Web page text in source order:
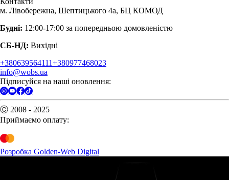
м. Лівобережна, Шептицького 4а, БЦ КОМОД
Будні: 12:00-17:00 за попередньою домовленістю
СБ-НД: Вихідні
+380639564111+380977468023
info@wobs.ua
Підписуйся на наші оновлення:
Ⓒ 2008 - 2025
Приймаємо оплату:
Розробка Golden-Web Digital